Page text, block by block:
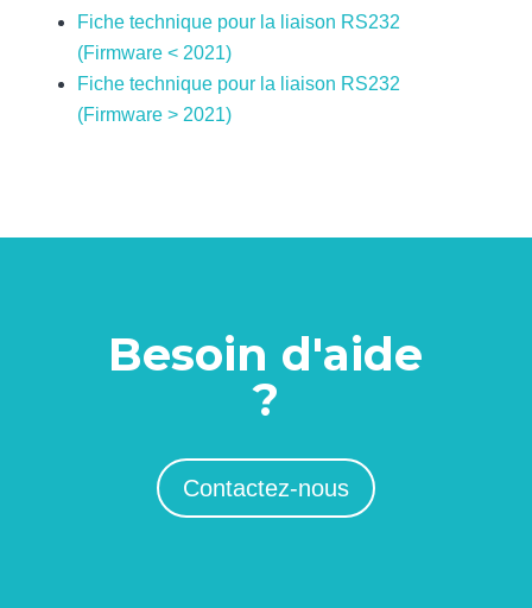
Fiche technique pour la liaison RS232
(Firmware < 2021)
Fiche technique pour la liaison RS232
(Firmware > 2021)
Besoin d'aide
?
Contactez-nous